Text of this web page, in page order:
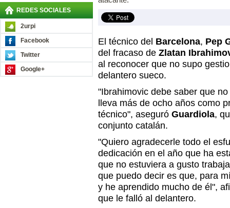
REDES SOCIALES
2urpi
Facebook
Twitter
Google+
El técnico del Barcelona, Pep
del fracaso de Zlatan
al reconocer que no supo
delantero sueco.
"Ibrahimovic debe saber que
lleva más de ocho años como
técnico", aseguró Guardiola,
conjunto catalán.
"Quiero agradecerle todo el
dedicación en el año que ha
que no estuviera a gusto
que puedo decir es que, para
y he aprendido mucho de él",
que le falló al delantero.